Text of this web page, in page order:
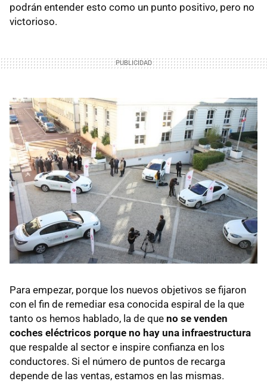
podrán entender esto como un punto positivo, pero no
victorioso.
Para empezar, porque los nuevos objetivos se fijaron
con el fin de remediar esa conocida espiral de la que
tanto os hemos hablado, la de que no se venden
coches eléctricos porque no hay una infraestructura
que respalde al sector e inspire confianza en los
conductores. Si el número de puntos de recarga
depende de las ventas, estamos en las mismas.